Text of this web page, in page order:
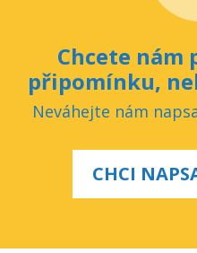
Chcete nám
připomínku,
Neváhejte nám
CHCI